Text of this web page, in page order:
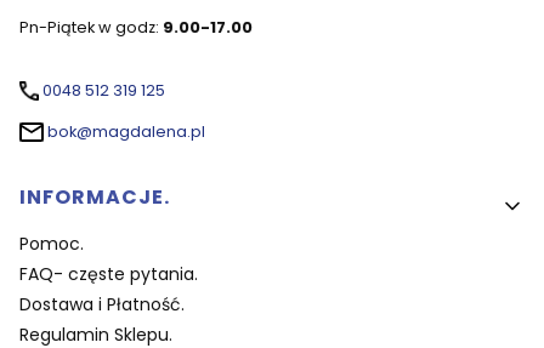
Pn-Piątek w godz: 9.00-17.00
0048 512 319 125
bok@magdalena.pl
Linki w stopce
INFORMACJE.
Pomoc.
FAQ- częste pytania.
Dostawa i Płatność.
Regulamin Sklepu.